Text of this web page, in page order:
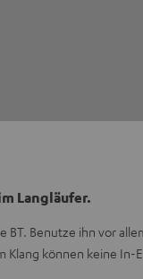
Langläufer.
Benutze ihn vor
Klang können keine In-